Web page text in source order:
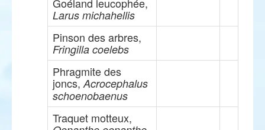
Larus michahellis
Pinson des arbres,
Fringilla coelebs
Phragmite des
joncs, Acrocephalus
schoenobaenus
Traquet motteux,